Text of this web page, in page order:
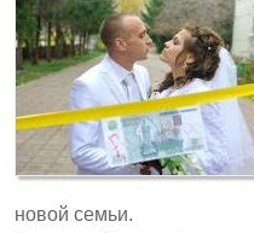
новой семьи.